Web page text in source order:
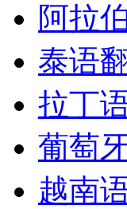
阿拉
泰语
拉丁
葡萄
越南